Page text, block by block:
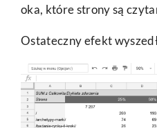
oka, które strony są
Ostateczny efekt